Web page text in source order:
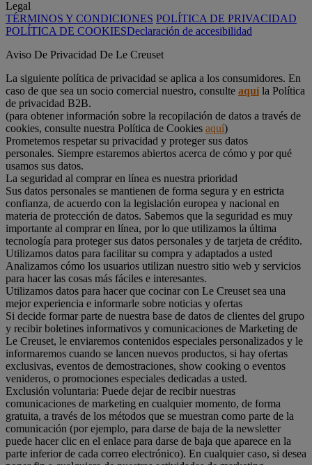
Legal
TÉRMINOS Y CONDICIONES POLÍTICA DE PRIVACIDAD
POLÍTICA DE COOKIESDeclaración de accesibilidad
Aviso De Privacidad De Le Creuset
La siguiente política de privacidad se aplica a los consumidores. En
caso de que sea un socio comercial nuestro, consulte aquíla Política
de privacidad B2B.
(para obtener información sobre la recopilación de datos a través de
cookies, consulte nuestra Política de Cookies aquí)
Prometemos respetar su privacidad y proteger sus datos
personales. Siempre estaremos abiertos acerca de cómo y por qué
usamos sus datos.
La seguridad al comprar en línea es nuestra prioridad
Sus datos personales se mantienen de forma segura y en estricta
confianza, de acuerdo con la legislación europea y nacional en
materia de protección de datos. Sabemos que la seguridad es muy
importante al comprar en línea, por lo que utilizamos la última
tecnología para proteger sus datos personales y de tarjeta de crédito.
Utilizamos datos para facilitar su compra y adaptados a usted
Analizamos cómo los usuarios utilizan nuestro sitio web y servicios
para hacer las cosas más fáciles e interesantes.
Utilizamos datos para hacer que cocinar con Le Creuset sea una
mejor experiencia e informarle sobre noticias y ofertas
Si decide formar parte de nuestra base de datos de clientes del grupo
y recibir boletines informativos y comunicaciones de Marketing de
Le Creuset, le enviaremos contenidos especiales personalizados y le
informaremos cuando se lancen nuevos productos, si hay ofertas
exclusivas, eventos de demostraciones, show cooking o eventos
venideros, o promociones especiales dedicadas a usted.
Exclusión voluntaria: Puede dejar de recibir nuestras
comunicaciones de marketing en cualquier momento, de forma
gratuita, a través de los métodos que se muestran como parte de la
comunicación (por ejemplo, para darse de baja de la newsletter
puede hacer clic en el enlace para darse de baja que aparece en la
parte inferior de cada correo electrónico). En cualquier caso, si desea